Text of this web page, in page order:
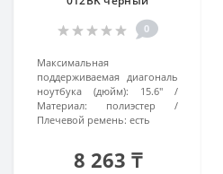
0
Максимальная
поддерживаемая диагональ
ноутбука (дюйм):
15.6"
Материал:
полиэстер
Плечевой ремень: есть
8 263 ₸